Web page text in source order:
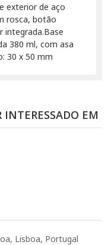
exterior de aço
rosca, botão
integrada.Base
380 ml, com asa
30 x 50 mm
EM
Lisboa, Portugal